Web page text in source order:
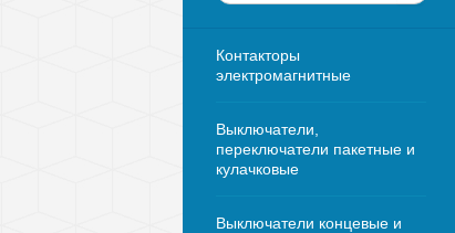
Контакторы
электромагнитные
Выключатели,
переключатели пакетные и
кулачковые
Выключатели концевые и